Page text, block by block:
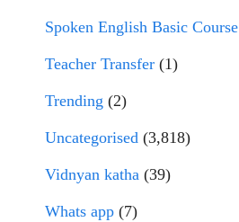
Spoken English Basic Course
Teacher Transfer (1)
Trending (2)
Uncategorised (3,818)
Vidnyan katha (39)
Whats app (7)